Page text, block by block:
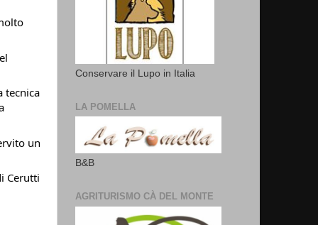
tecnica
un
Cerutti
Conservare il Lupo in Italia
LA POMELLA
B&B
AGRITURISMO CÀ DEL MONTE